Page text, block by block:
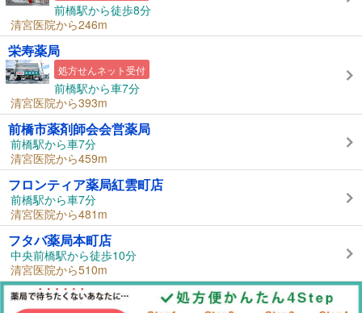
前橋駅から徒歩8分
清宮医院から246m
栄寿薬局
処方せんネット受付
前橋駅から車7分
清宮医院から393m
前橋市薬剤師会会営薬局
前橋駅から車7分
清宮医院から459m
フロンティア薬局紅雲町店
前橋駅から車7分
清宮医院から481m
フタバ薬局本町店
中央前橋駅から徒歩10分
清宮医院から510m